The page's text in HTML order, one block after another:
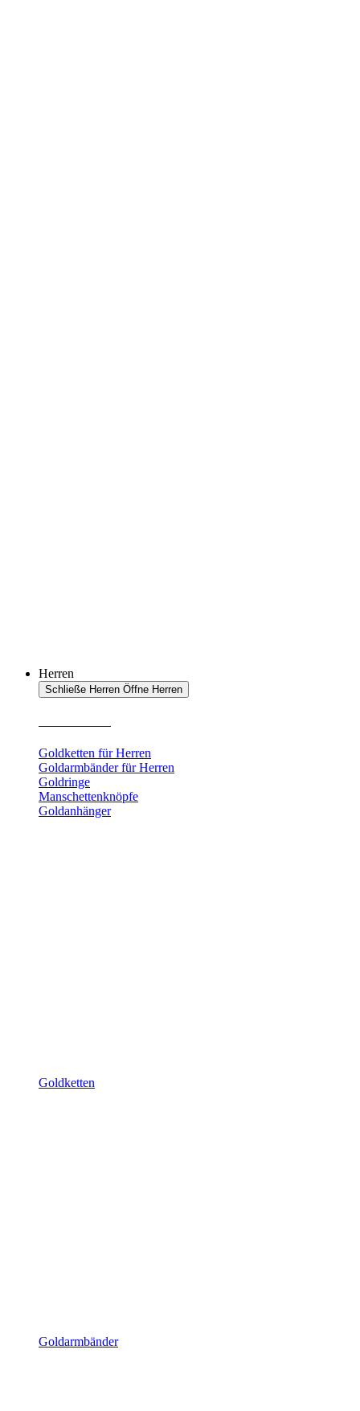
Herren
Schließe Herren Öffne Herren
Goldketten für Herren
Goldarmbänder für Herren
Goldringe
Manschettenknöpfe
Goldanhänger
Goldketten
Goldarmbänder